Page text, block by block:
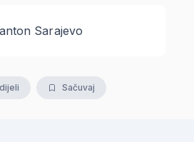
Sarajevo
Sačuvaj